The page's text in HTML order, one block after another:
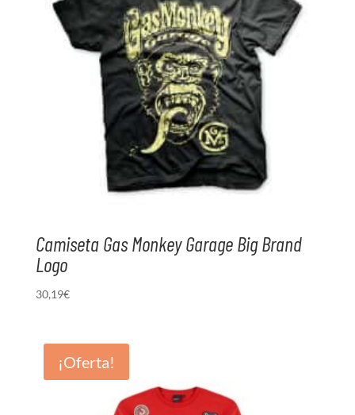
Camiseta Gas Monkey Garage Big Brand
Logo
30,19€
¡Oferta!